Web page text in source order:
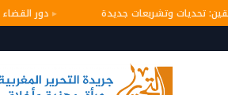
تحديات وتشريعات جديدة دور